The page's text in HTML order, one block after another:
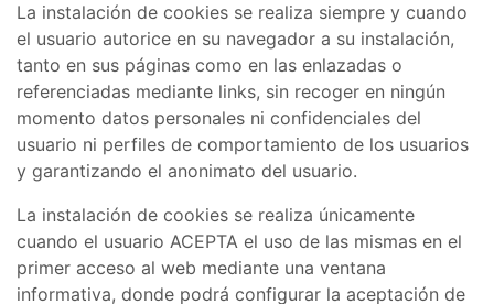
La instalación de cookies se realiza siempre y cuando
el usuario autorice en su navegador a su instalación,
tanto en sus páginas como en las enlazadas o
referenciadas mediante links, sin recoger en ningún
momento datos personales ni confidenciales del
usuario ni perfiles de comportamiento de los usuarios
y garantizando el anonimato del usuario.
La instalación de cookies se realiza únicamente
cuando el usuario ACEPTA el uso de las mismas en el
primer acceso al web mediante una ventana
informativa, donde podrá configurar la aceptación de